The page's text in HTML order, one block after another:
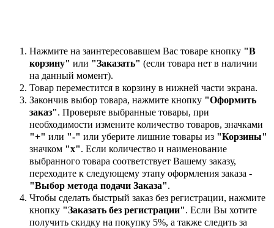
Нажмите на заинтересовавшем Вас товаре кнопку "В
корзину" или "Заказать" (если товара нет в наличии
на данный момент).
Товар переместится в корзину в нижней части экрана.
Закончив выбор товара, нажмите кнопку "Оформить
заказ". Проверьте выбранные товары, при
необходимости измените количество товаров, значками
"+" или "-" или уберите лишние товары из "Корзины"
значком "х". Если количество и наименование
выбранного товара соответствует Вашему заказу,
переходите к следующему этапу оформления заказа -
"Выбор метода подачи Заказа".
Чтобы сделать быстрый заказ без регистрации, нажмите
кнопку "Заказать без регистрации". Если Вы хотите
получить скидку на покупку 5%, а также следить за